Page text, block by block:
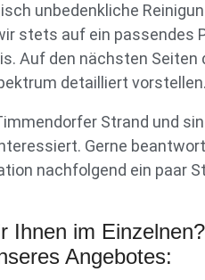
unbedenkliche
stets auf ein passendes
Auf den nächsten Seiten
detailliert vorstellen.
Strand und
Gerne
nachfolgend ein paar
Ihnen im
Angebotes: